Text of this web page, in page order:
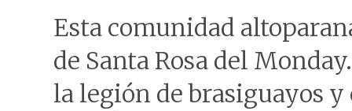
Esta comunidad
de Santa Rosa del
la legión de brasiguayos